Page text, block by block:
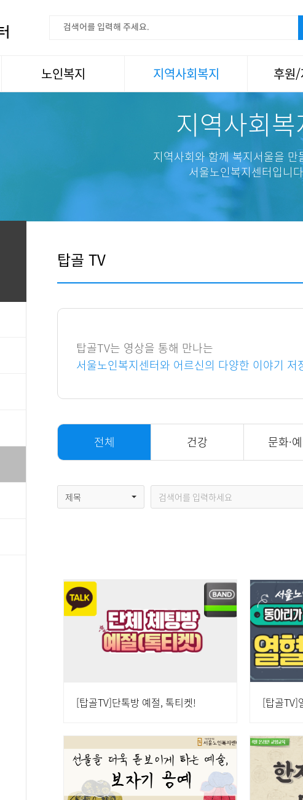
노인복지
스마트복지사업
지역사회복지
서울국제노인영화제
나눔축제/국화축제
활기찬미래연구소
어르신문화거리사업
후원
후원
자원봉사
기업사회
자원봉사·
지역사회
지역사회와 함께 복지서울을 만
서울노인복지센터입니
탑골 TV
탑골TV는 영상을 통해 만나는
서울노인복지센터와 어르신의 다양한 이야기 저
전체 건강 문화·
제목
[탑골TV]단톡방 예절, 톡티켓!